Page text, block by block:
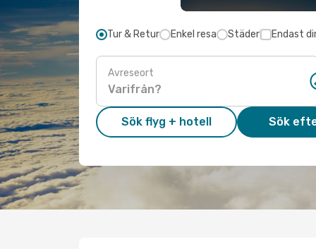
Tur & Retur Enkel resa Städer Endast
Avreseort
Sök flyg + hotell Sök